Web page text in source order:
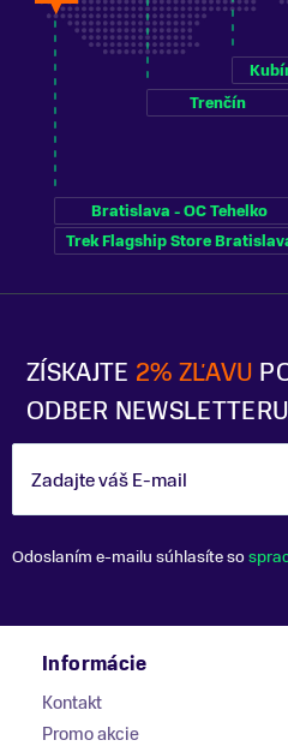
ZNAČKA
Leki
ZÍSKAJTE 2% ZĽAVU
ODBER NEWSLETTERU
Zadajte váš E-mail
Odoslaním e-mailu súhlasíte so
Bratislava - OC Tehelko
Trek Flagship Store
Trenčín
Informácie
Kontakt
Promo akcie